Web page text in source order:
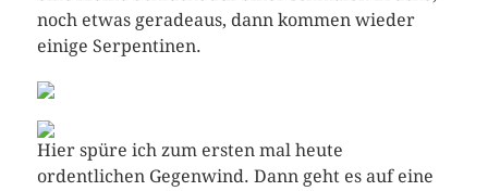
noch etwas geradeaus, dann kommen wieder
einige Serpentinen.
Hier spüre ich zum ersten mal heute
ordentlichen Gegenwind. Dann geht es auf eine